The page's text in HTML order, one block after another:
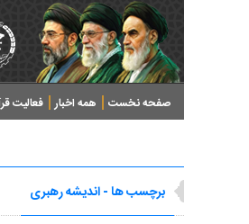
صفحه نخست همه اخبار فعالیت
برچسب ها - اندیشه رهبری